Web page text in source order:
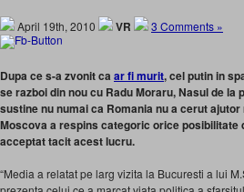
April 19th, 2010 VR 3 Comments »
Dupa ce s-a zvonit ca ar fi murit, cel putin in
se razboi din nou cu Radu Moraru, Nasul de
sustine nu numai ca Romania nu a cerut
Moscova a respins categoric orice
acceptat tacit acest lucru.
“Media a relatat pe larg vizita la Bucuresti a lui